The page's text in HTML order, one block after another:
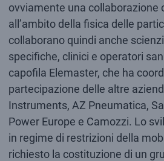
ovviamente una collaborazione
all’ambito della fisica delle
collaborano quindi anche
specifiche, clinici e operatori
capofila Elemaster, che ha
partecipazione delle altre
Instruments, AZ Pneumatica,
Power Europe e Camozzi. Lo
in regime di restrizioni della
richiesto la costituzione di un